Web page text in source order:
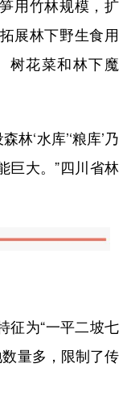
用竹林规模，扩
展林下野生食用
树花菜和林下魔
‘水库’‘粮库’乃
巨大。”四川省林
为“一平二坡七
数量多，限制了传